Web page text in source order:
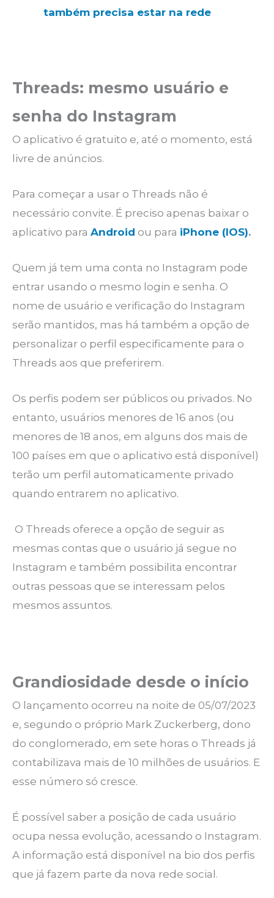
também precisa estar na rede
Threads: mesmo usuário e
senha do Instagram
O aplicativo é gratuito e, até o momento, está
livre de anúncios.
Para começar a usar o Threads não é
necessário convite. É preciso apenas baixar o
aplicativo para Android ou para iPhone (IOS).
Quem já tem uma conta no Instagram pode
entrar usando o mesmo login e senha. O
nome de usuário e verificação do Instagram
serão mantidos, mas há também a opção de
personalizar o perfil especificamente para o
Threads aos que preferirem.
Os perfis podem ser públicos ou privados. No
entanto, usuários menores de 16 anos (ou
menores de 18 anos, em alguns dos mais de
100 países em que o aplicativo está disponível)
terão um perfil automaticamente privado
quando entrarem no aplicativo.
O Threads oferece a opção de seguir as
mesmas contas que o usuário já segue no
Instagram e também possibilita encontrar
outras pessoas que se interessam pelos
mesmos assuntos.
Grandiosidade desde o início
O lançamento ocorreu na noite de 05/07/2023
e, segundo o próprio Mark Zuckerberg, dono
do conglomerado, em sete horas o Threads já
contabilizava mais de 10 milhões de usuários. E
esse número só cresce.
É possível saber a posição de cada usuário
ocupa nessa evolução, acessando o Instagram.
A informação está disponível na bio dos perfis
que já fazem parte da nova rede social.